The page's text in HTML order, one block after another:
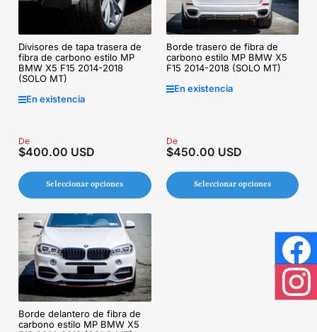
Divisores de tapa trasera de
fibra de carbono estilo MP
BMW X5 F15 2014-2018
(SOLO MT)
En existencia
Precio
regular
De
$400.00 USD
Seleccionar opciones
Borde trasero de fibra de
carbono estilo MP BMW X5
F15 2014-2018 (SOLO MT)
En existencia
Precio
regular
De
$450.00 USD
Seleccionar opciones
Borde delantero de fibra de
carbono estilo MP BMW X5